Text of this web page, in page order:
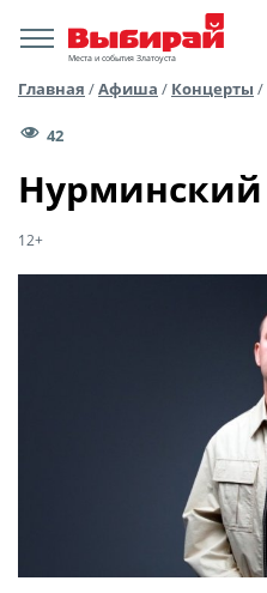
Места и события Златоуста
Главная /Афиша / Концерты /
42
Нурминский
12+